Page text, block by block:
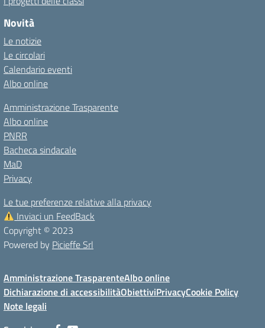
Novità
Le notizie
Le circolari
Calendario eventi
Albo online
Amministrazione Trasparente
Albo online
PNRR
Bacheca sindacale
MaD
Privacy
Le tue preferenze relative alla privacy
Inviaci un FeedBack
Copyright © 2023
Powered by Picieffe Srl
Amministrazione TrasparenteAlbo online
Dichiarazione di accessibilitàObiettiviPrivacyCookie Policy
Note legali